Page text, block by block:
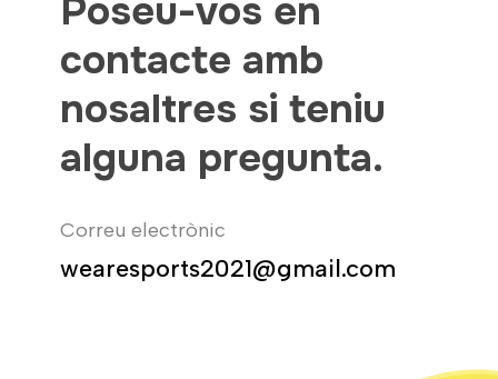
Poseu-vos en
contacte amb
nosaltres si teniu
alguna pregunta.
Correu electrònic
wearesports2021@gmail.com